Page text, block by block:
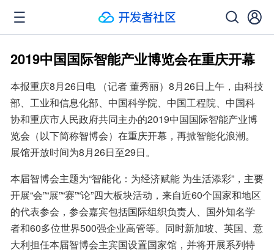
2019中国国际智能产业博览会在重庆开幕
本报重庆8月26日电 （记者 董秀丽）8月26日上午，由科技
部、工业和信息化部、中国科学院、中国工程院、中国科
协和重庆市人民政府共同主办的2019中国国际智能产业博
览会（以下简称智博会）在重庆开幕，再掀智能化浪潮。
展馆开放时间为8月26日至29日。
本届智博会主题为“智能化：为经济赋能 为生活添彩”，主要
开展“会”“展”“赛”“论”四大板块活动，来自近60个国家和地区
的代表参会，参会嘉宾包括国际组织负责人、国外知名学
者和60多位世界500强企业高管等。同时新加坡、英国、意
大利担任本届智博会主宾国设置国家馆，并将开展系列特